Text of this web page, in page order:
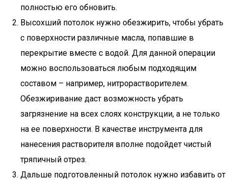
полностью его обновить.
Высохший потолок нужно обезжирить, чтобы убрать
с поверхности различные масла, попавшие в
перекрытие вместе с водой. Для данной операции
можно воспользоваться любым подходящим
составом – например, нитрорастворителем.
Обезжиривание даст возможность убрать
загрязнение на всех слоях конструкции, а не только
на ее поверхности. В качестве инструмента для
нанесения растворителя вполне подойдет чистый
тряпичный отрез.
Дальше подготовленный потолок нужно избавить от